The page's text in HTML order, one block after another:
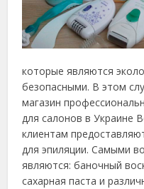
которые являются
безопасными. В этом
магазин
для салонов в Украине
клиентам
для эпиляции. Самыми
являются: баночный
сахарная паста и